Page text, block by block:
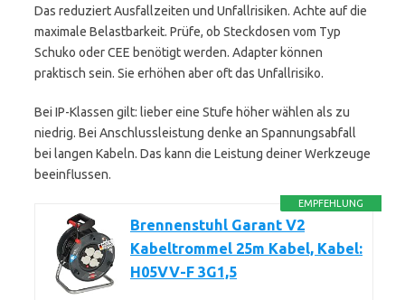
Das reduziert Ausfallzeiten und Unfallrisiken. Achte auf die
maximale Belastbarkeit. Prüfe, ob Steckdosen vom Typ
Schuko oder CEE benötigt werden. Adapter können
praktisch sein. Sie erhöhen aber oft das Unfallrisiko.
Bei IP-Klassen gilt: lieber eine Stufe höher wählen als zu
niedrig. Bei Anschlussleistung denke an Spannungsabfall
bei langen Kabeln. Das kann die Leistung deiner Werkzeuge
beeinflussen.
EMPFEHLUNG
Brennenstuhl Garant V2
Kabeltrommel 25m Kabel, Kabel:
H05VV-F 3G1,5